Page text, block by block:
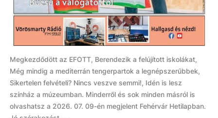
Megkezdődött az EFOTT, Berendezik a felújított iskolákat,
Még mindig a mediterrán tengerpartok a legnépszerűbbek,
Sikertelen felvételi? Nincs veszve semmi!, Idén is lesz
színház a múzeumban. Minderről és sok minden másról is
olvashatsz a 2026. 07. 09-én megjelent Fehérvár Hetilapban.